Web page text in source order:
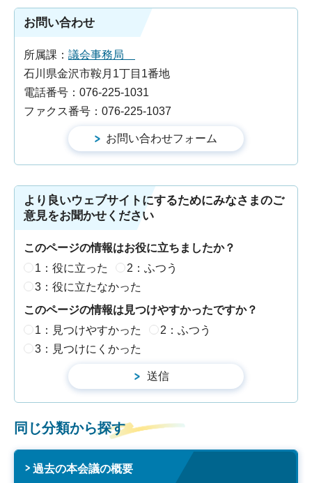
お問い合わせ
所属課： 議会事務局
石川県金沢市鞍月1丁目1番地
電話番号：076-225-1031
ファクス番号：076-225-1037
より良いウェブサイトにするためにみなさまのご
意見をお聞かせください
このページの情報はお役に立ちましたか？
1：役に立った
2：ふつう
3：役に立たなかった
このページの情報は見つけやすかったですか？
1：見つけやすかった
2：ふつう
3：見つけにくかった
同じ分類から探す
過去の本会議の概要